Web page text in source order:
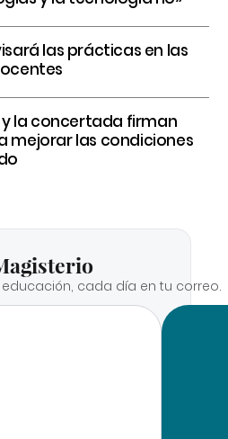
las prácticas en las
y la concertada firman
mejorar las condiciones
cada día en tu correo.